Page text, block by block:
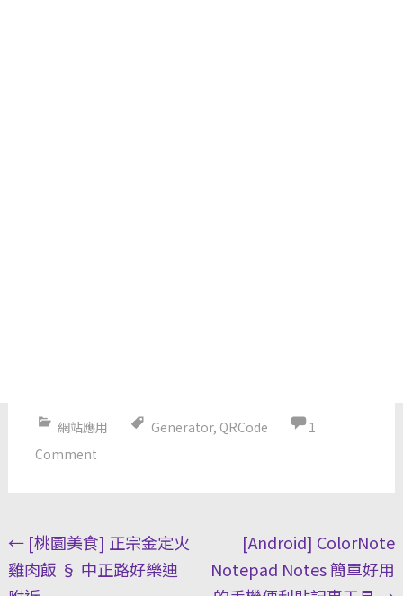
網站應用 Generator, QRCode
1
Comment
Post
navigation
←[桃園美食] 正宗金定火
雞肉飯 § 中正路好樂迪
[Android] ColorNote
Notepad Notes 簡單好用